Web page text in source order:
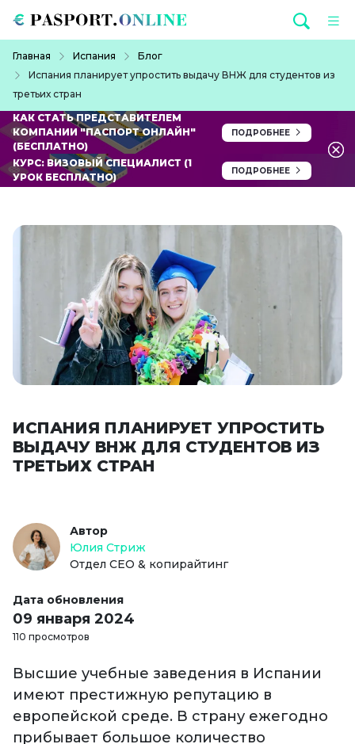
Главная Испания
Блог
Испания планирует упростить выдачу ВНЖ для студентов из
третьих стран
КАК СТАТЬ ПРЕДСТАВИТЕЛЕМ
КОМПАНИИ "ПАСПОРТ ОНЛАЙН"
(БЕСПЛАТНО)
ПОДРОБНЕЕ
КУРС: ВИЗОВЫЙ СПЕЦИАЛИСТ (1
УРОК БЕСПЛАТНО)
ПОДРОБНЕЕ
ИСПАНИЯ ПЛАНИРУЕТ УПРОСТИТЬ
ВЫДАЧУ ВНЖ ДЛЯ СТУДЕНТОВ ИЗ
ТРЕТЬИХ СТРАН
Автор
Юлия Стриж
Отдел СЕО & копирайтинг
Дата обновления
09 января 2024
110 просмотров
Высшие учебные заведения в Испании
имеют престижную репутацию в
европейской среде. В страну ежегодно
прибывает большое количество